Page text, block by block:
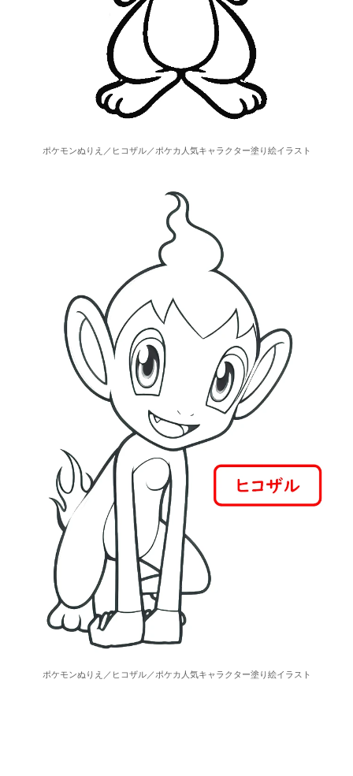
ポケモンぬりえ／ヒコザル／ポケカ人気キャラクター塗り絵イラスト
ポケモンぬりえ／ヒコザル／ポケカ人気キャラクター塗り絵イラスト